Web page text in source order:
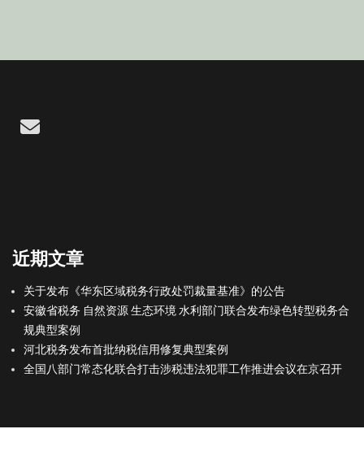
Email
近期文章
关于发布《华东区域税务行政处罚裁量基准》的公告
安徽省税务 自然资源 生态环境 水利部门联合发布绿色转型税务合
规典型案例
河北税务发布首批纳税信用修复典型案例
全国八部门常态化联合打击涉税违法犯罪工作推进会议在京召开